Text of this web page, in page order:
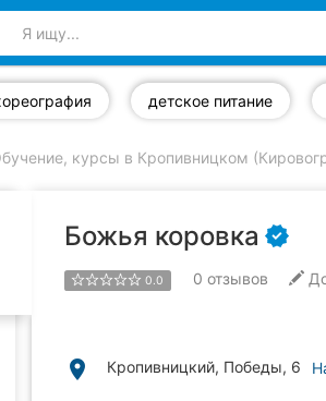
детское питание
курсы в Кропивницком
Божья коровка
0.0 0 отзывов
place Кропивницкий, Победы, 6